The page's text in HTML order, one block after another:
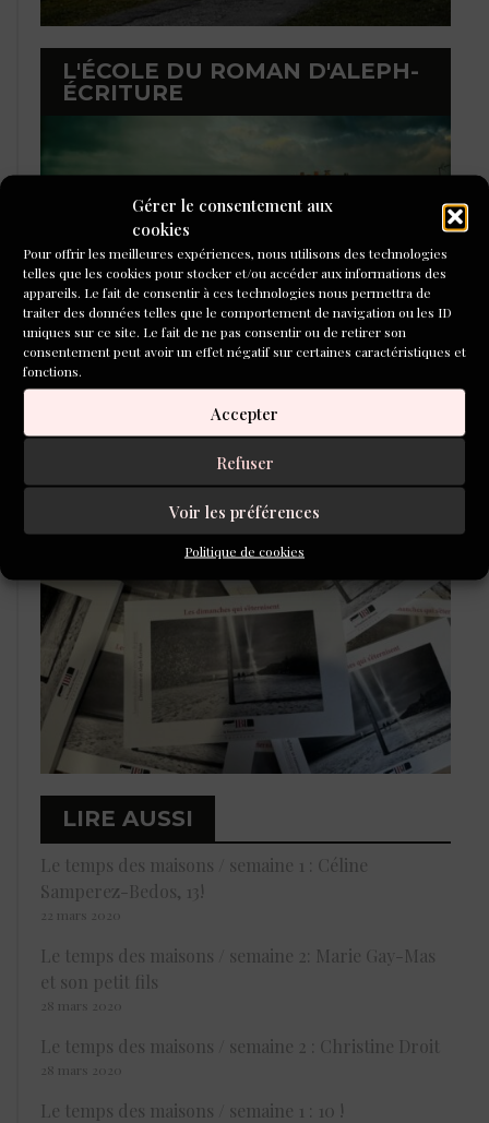
Gérer le consentement aux
cookies
Pour offrir les meilleures expériences, nous utilisons des technologies
telles que les cookies pour stocker et/ou accéder aux informations des
appareils. Le fait de consentir à ces technologies nous permettra de
traiter des données telles que le comportement de navigation ou les ID
uniques sur ce site. Le fait de ne pas consentir ou de retirer son
consentement peut avoir un effet négatif sur certaines caractéristiques et
fonctions.
Accepter
Refuser
Voir les préférences
Politique de cookies
L'ÉCOLE DU ROMAN D'ALEPH-
ÉCRITURE
LIBRAIRIE DE L’INVENTOIRE
LIRE AUSSI
Le temps des maisons / semaine 1 : Céline
Samperez-Bedos, 13!
22 mars 2020
Le temps des maisons / semaine 2: Marie Gay-Mas
et son petit fils
28 mars 2020
Le temps des maisons / semaine 2 : Christine Droit
28 mars 2020
Le temps des maisons / semaine 1 : 10 !